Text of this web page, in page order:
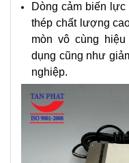
Dòng cảm biến
thép chất lượng
mòn vô cùng
dụng cũng như
nghiệp.